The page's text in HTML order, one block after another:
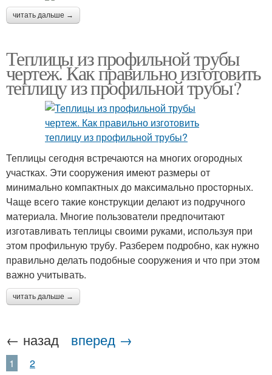
читать дальше →
Теплицы из профильной трубы
чертеж. Как правильно изготовить
теплицу из профильной трубы?
Теплицы сегодня встречаются на многих огородных
участках. Эти сооружения имеют размеры от
минимально компактных до максимально просторных.
Чаще всего такие конструкции делают из подручного
материала. Многие пользователи предпочитают
изготавливать теплицы своими руками, используя при
этом профильную трубу. Разберем подробно, как нужно
правильно делать подобные сооружения и что при этом
важно учитывать.
читать дальше →
← назад вперед →
1 2